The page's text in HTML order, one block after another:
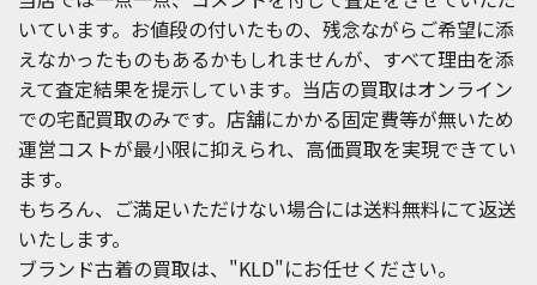
いています。お値段の付いたもの、残念ながらご希望に添
えなかったものもあるかもしれませんが、すべて理由を添
えて査定結果を提示しています。当店の買取はオンライン
での宅配買取のみです。店舗にかかる固定費等が無いため
運営コストが最小限に抑えられ、高価買取を実現できてい
ます。
もちろん、ご満足いただけない場合には送料無料にて返送
いたします。
ブランド古着の買取は、"KLD"にお任せください。